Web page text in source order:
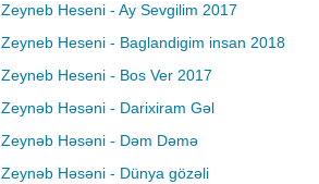
Zeyneb Heseni - Ay Sevgilim 2017
Zeyneb Heseni - Baglandigim insan 2018
Zeyneb Heseni - Bos Ver 2017
Zeynəb Həsəni - Darixiram Gəl
Zeynəb Həsəni - Dəm Dəmə
Zeynəb Həsəni - Dünya gözəli